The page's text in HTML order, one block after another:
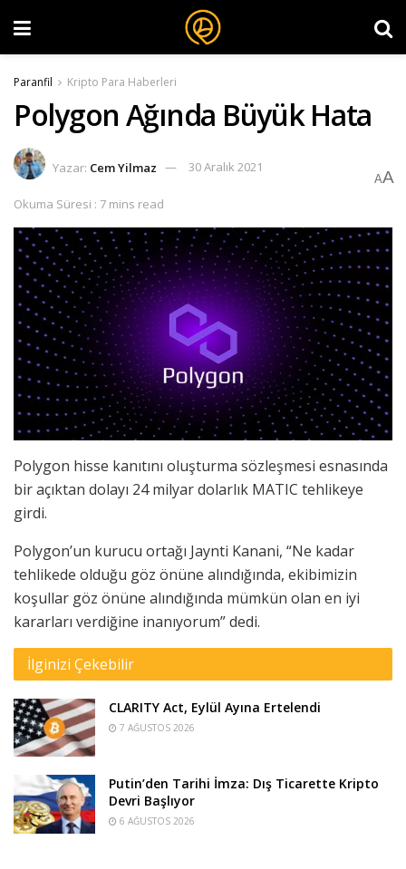
Paranfil Kripto Para Haberleri
Polygon Ağında Büyük Hata
Yazar: Cem Yilmaz 30 Aralık 2021
Okuma Süresi : 7 mins read
AA
Polygon hisse kanıtını oluşturma sözleşmesi esnasında
bir açıktan dolayı 24 milyar dolarlık MATIC tehlikeye
girdi.
Polygon’un kurucu ortağı Jaynti Kanani, “Ne kadar
tehlikede olduğu göz önüne alındığında, ekibimizin
koşullar göz önüne alındığında mümkün olan en iyi
kararları verdiğine inanıyorum” dedi.
İlginizi Çekebilir
CLARITY Act, Eylül Ayına Ertelendi
7 AĞUSTOS 2026
Putin’den Tarihi İmza: Dış Ticarette Kripto
Devri Başlıyor
6 AĞUSTOS 2026